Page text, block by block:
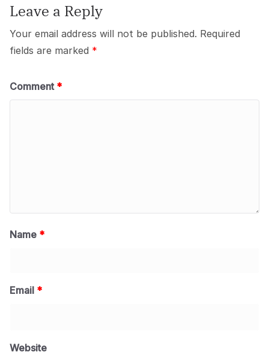
Leave a Reply
Your email address will not be published. Required
fields are marked *
Comment *
Name *
Email *
Website